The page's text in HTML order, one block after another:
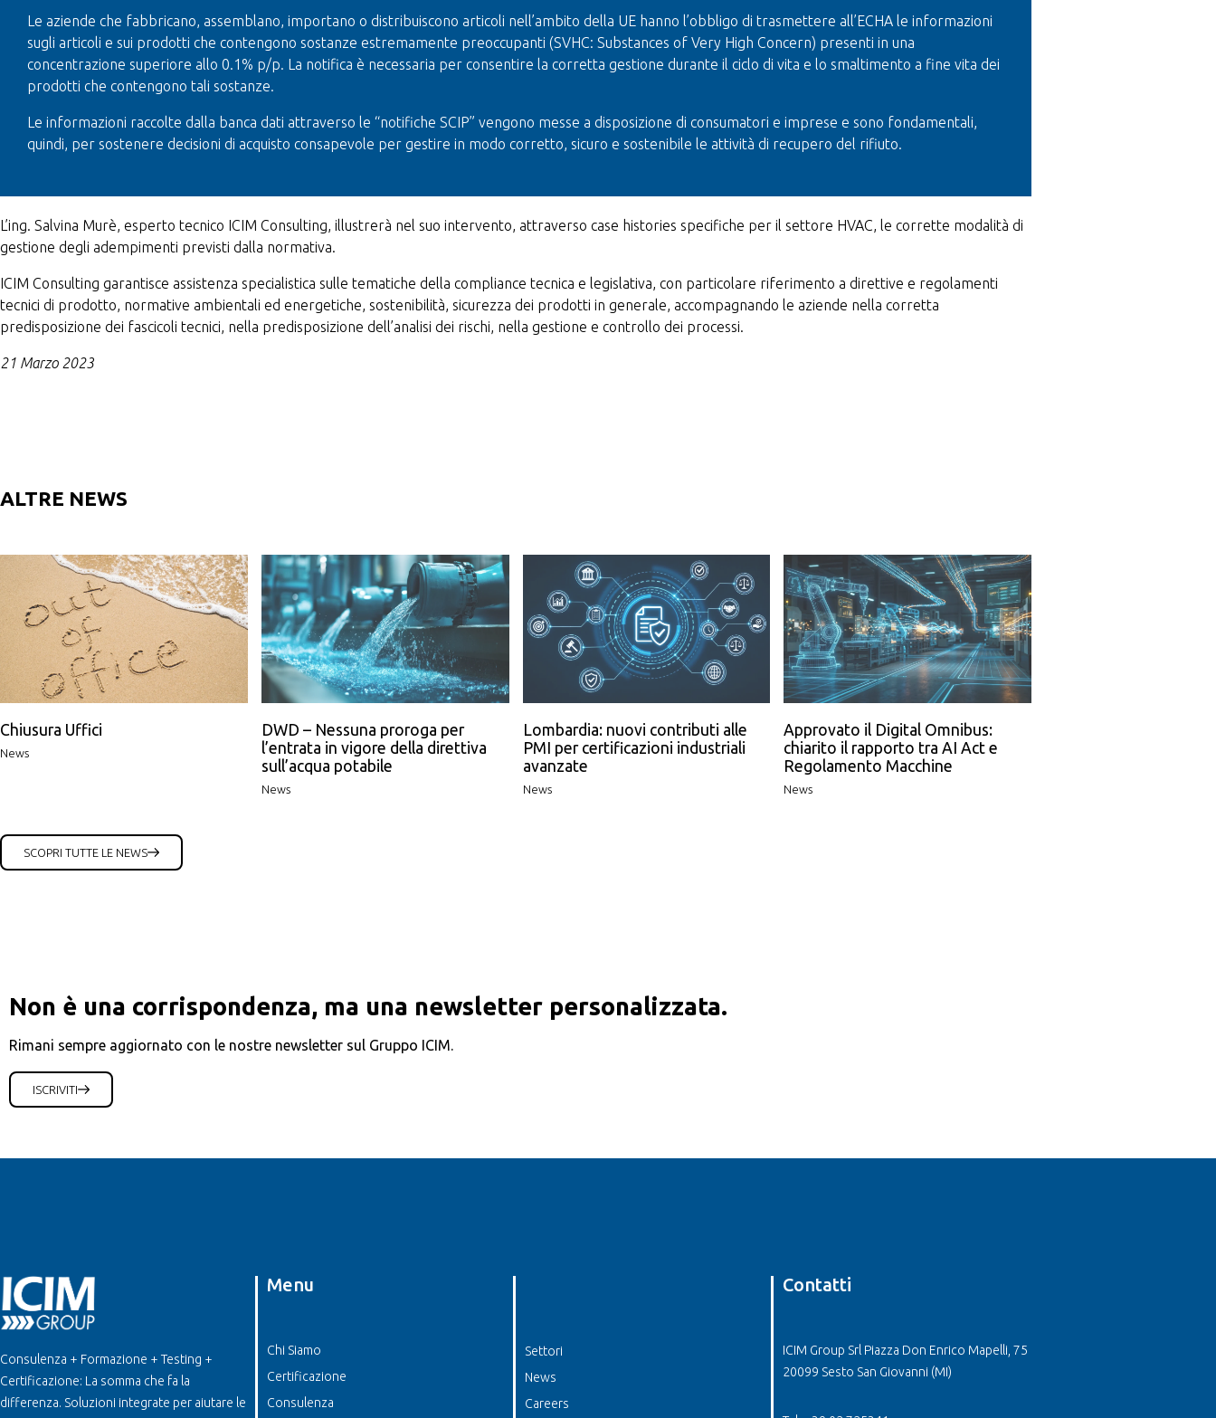
Le aziende che fabbricano, assemblano, importano o distribuiscono articoli nell’ambito della UE hanno l’obbligo di trasmettere all’ECHA le informazioni
sugli articoli e sui prodotti che contengono sostanze estremamente preoccupanti (SVHC: Substances of Very High Concern) presenti in una
concentrazione superiore allo 0.1% p/p. La notifica è necessaria per consentire la corretta gestione durante il ciclo di vita e lo smaltimento a fine vita dei
prodotti che contengono tali sostanze.
Le informazioni raccolte dalla banca dati attraverso le “notifiche SCIP” vengono messe a disposizione di consumatori e imprese e sono fondamentali,
quindi, per sostenere decisioni di acquisto consapevole per gestire in modo corretto, sicuro e sostenibile le attività di recupero del rifiuto.
L’ing. Salvina Murè, esperto tecnico ICIM Consulting, illustrerà nel suo intervento, attraverso case histories specifiche per il settore HVAC, le corrette modalità di
gestione degli adempimenti previsti dalla normativa.
ICIM Consulting garantisce assistenza specialistica sulle tematiche della compliance tecnica e legislativa, con particolare riferimento a direttive e regolamenti
tecnici di prodotto, normative ambientali ed energetiche, sostenibilità, sicurezza dei prodotti in generale, accompagnando le aziende nella corretta
predisposizione dei fascicoli tecnici, nella predisposizione dell’analisi dei rischi, nella gestione e controllo dei processi.
21 Marzo 2023
ALTRE NEWS
Chiusura Uffici
News
DWD – Nessuna proroga per
l’entrata in vigore della direttiva
sull’acqua potabile
News
Lombardia: nuovi contributi alle
PMI per certificazioni industriali
avanzate
News
Approvato il Digital Omnibus:
chiarito il rapporto tra AI Act e
Regolamento Macchine
News
SCOPRI TUTTE LE NEWS
Non è una corrispondenza, ma una newsletter personalizzata.
Rimani sempre aggiornato con le nostre newsletter sul Gruppo ICIM.
ISCRIVITI
Consulenza + Formazione + Testing +
Certificazione: La somma che fa la
differenza. Soluzioni integrate per aiutare le
Menu
Chi Siamo
Certificazione
Consulenza
Settori
News
Careers
Contatti
ICIM Group Srl Piazza Don Enrico Mapelli, 75
20099 Sesto San Giovanni (MI)